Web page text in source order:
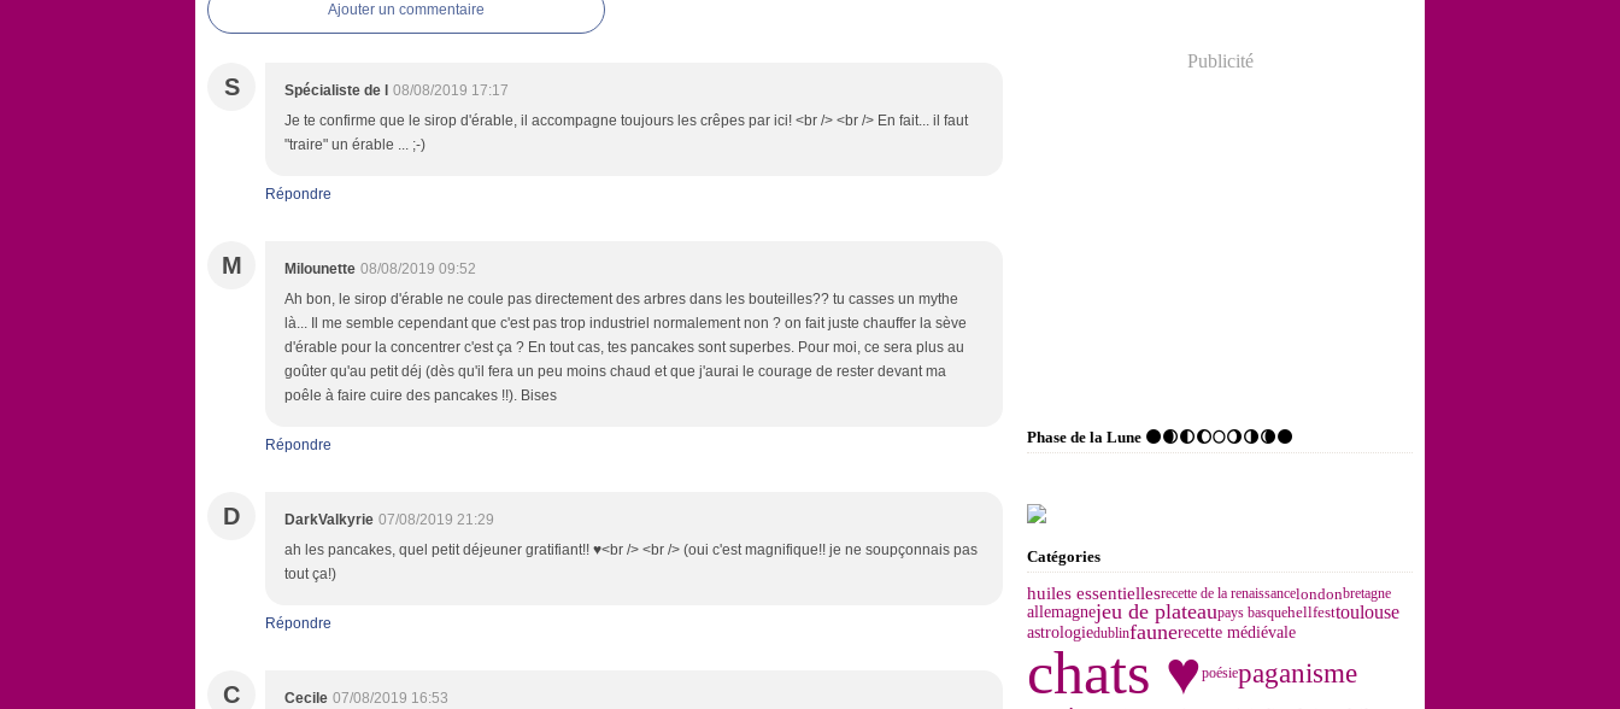
Ajouter un commentaire
S Spécialiste de l
08/08/2019 17:17
Je te confirme que le sirop d'érable, il accompagne toujours les crêpes par ici! <br /> <br /> En fait... il faut
"traire" un érable ... ;-)
Répondre
M Milounette 08/08/2019 09:52
Ah bon, le sirop d'érable ne coule pas directement des arbres dans les bouteilles?? tu casses un mythe
là... Il me semble cependant que c'est pas trop industriel normalement non ? on fait juste chauffer la sève
d'érable pour la concentrer c'est ça ? En tout cas, tes pancakes sont superbes. Pour moi, ce sera plus au
goûter qu'au petit déj (dès qu'il fera un peu moins chaud et que j'aurai le courage de rester devant ma
poêle à faire cuire des pancakes !!). Bises
Répondre
D DarkValkyrie 07/08/2019 21:29
ah les pancakes, quel petit déjeuner gratifiant!! ♥<br /> <br /> (oui c'est magnifique!! je ne soupçonnais pas
tout ça!)
Répondre
C Cecile 07/08/2019 16:53
Publicité
Phase de la Lune 🌑🌒🌓🌔🌕🌖🌗🌘🌑
Catégories
huiles essentiellesrecette de la renaissancelondonbretagne
allemagnejeu de plateaupays basquehellfesttoulouse
astrologiedublinfaunerecette médiévale
chats ♥poésiepaganisme